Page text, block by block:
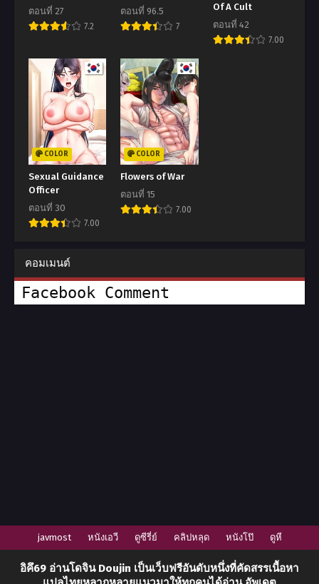
ตอนที่ 27
7.2
ตอนที่ 96.5
7
Of A Cult
ตอนที่ 42
7.00
COLOR
Sexual Guidance
Officer
ตอนที่ 30
7.00
COLOR
Flowers of War
ตอนที่ 15
7.00
คอมเมนต์
Facebook Comment
javmost หนังเอวี ดูซีรี่ย์ คลิปหลุด หนังโป๊ ดูหี
อิคึ69 อ่านโดจิน Doujin เป็นเว็บฟรีอันดับหนึ่งที่คัดสรรเนื้อหา